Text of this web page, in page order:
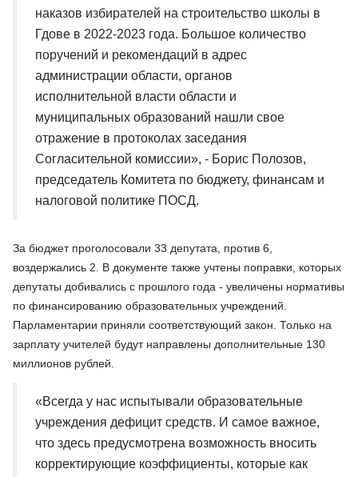
наказов избирателей на строительство школы в
Гдове в 2022-2023 года. Большое количество
поручений и рекомендаций в адрес
администрации области, органов
исполнительной власти области и
муниципальных образований нашли свое
отражение в протоколах заседания
Согласительной комиссии», - Борис Полозов,
председатель Комитета по бюджету, финансам и
налоговой политике ПОСД.
За бюджет проголосовали 33 депутата, против 6,
воздержались 2. В документе также учтены поправки, которых
депутаты добивались с прошлого года - увеличены нормативы
по финансированию образовательных учреждений.
Парламентарии приняли соответствующий закон. Только на
зарплату учителей будут направлены дополнительные 130
миллионов рублей.
«Всегда у нас испытывали образовательные
учреждения дефицит средств. И самое важное,
что здесь предусмотрена возможность вносить
корректирующие коэффициенты, которые как